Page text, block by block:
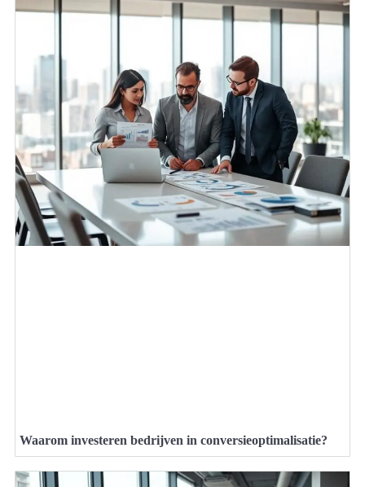
Waarom investeren bedrijven in conversieoptimalisatie?